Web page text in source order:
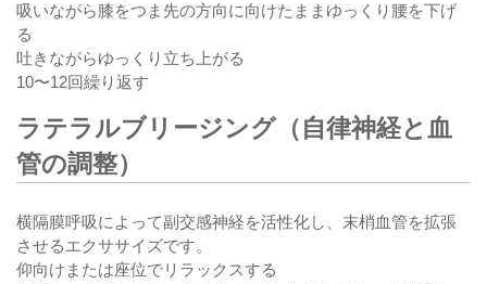
吸いながら膝をつま先の方向に向けたままゆっくり腰を下げ
る
吐きながらゆっくり立ち上がる
10〜12回繰り返す
ラテラルブリージング（自律神経と血
管の調整）
横隔膜呼吸によって副交感神経を活性化し、末梢血管を拡張
させるエクササイズです。
仰向けまたは座位でリラックスする